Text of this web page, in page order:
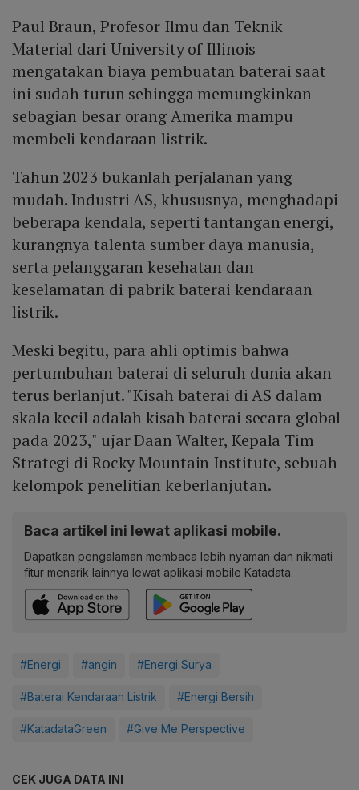
Paul Braun, Profesor Ilmu dan Teknik
Material dari University of Illinois
mengatakan biaya pembuatan baterai saat
ini sudah turun sehingga memungkinkan
sebagian besar orang Amerika mampu
membeli kendaraan listrik.
Tahun 2023 bukanlah perjalanan yang
mudah. Industri AS, khususnya, menghadapi
beberapa kendala, seperti tantangan energi,
kurangnya talenta sumber daya manusia,
serta pelanggaran kesehatan dan
keselamatan di pabrik baterai kendaraan
listrik.
Meski begitu, para ahli optimis bahwa
pertumbuhan baterai di seluruh dunia akan
terus berlanjut. "Kisah baterai di AS dalam
skala kecil adalah kisah baterai secara global
pada 2023," ujar Daan Walter, Kepala Tim
Strategi di Rocky Mountain Institute, sebuah
kelompok penelitian keberlanjutan.
Baca artikel ini lewat aplikasi mobile.
Dapatkan pengalaman membaca lebih nyaman dan nikmati
fitur menarik lainnya lewat aplikasi mobile Katadata.
#Energi #angin #Energi Surya
#Baterai Kendaraan Listrik #Energi Bersih
#KatadataGreen #Give Me Perspective
CEK JUGA DATA INI